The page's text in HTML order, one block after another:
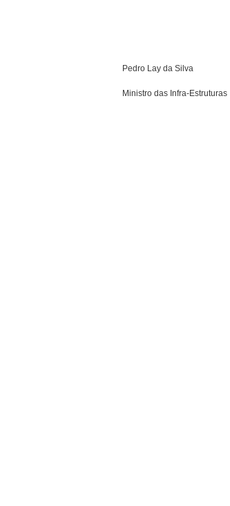
Pedro Lay da Silva
Ministro das Infra-Estruturas